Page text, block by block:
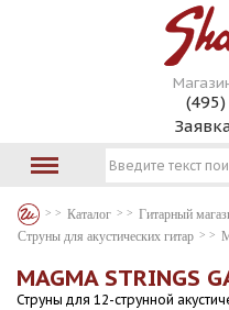
Каталог Гитарный
Струны для акустических гитар
MAGMA STRINGS
Струны для 12-струнной